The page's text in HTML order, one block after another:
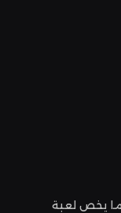
ما يخص لعبة